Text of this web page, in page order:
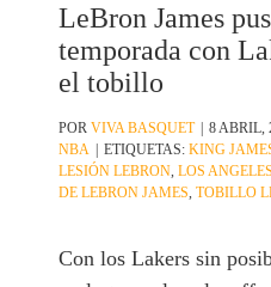
LeBron James
temporada con
el tobillo
PORVIVA BASQUET | 8 ABRIL,
NBA | ETIQUETAS:KING
LESIÓN LEBRON ,LOS
DE LEBRON JAMES ,TOBILLO
Con los Lakers sin